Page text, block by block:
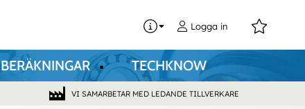
Logga in
BERÄKNINGAR TECHKNOW
VI SAMARBETAR MED LEDANDE TILLVERKARE